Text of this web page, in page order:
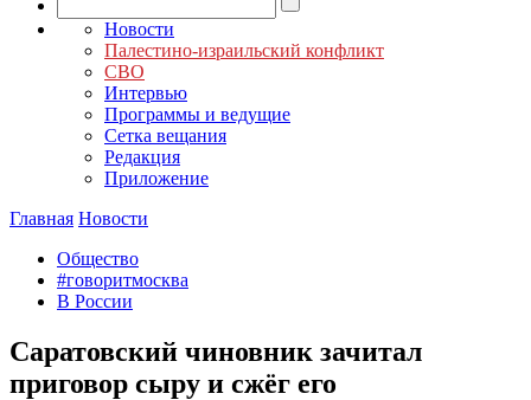
Новости
Палестино-израильский конфликт
СВО
Интервью
Программы и ведущие
Сетка вещания
Редакция
Приложение
Главная Новости
Общество
#говоритмосква
В России
Саратовский чиновник зачитал
приговор сыру и сжёг его